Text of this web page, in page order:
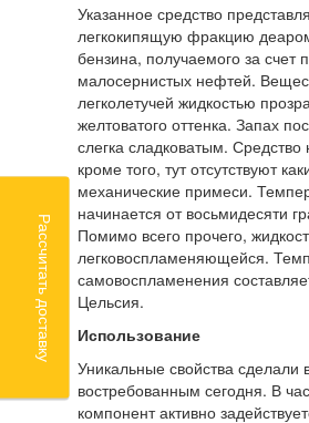
Указанное средство
легкокипящую фракцию
бензина, получаемого за счет
малосернистых нефтей.
легколетучей жидкостью
желтоватого оттенка. Запах
слегка сладковатым.
кроме того, тут отсутствуют
механические примеси.
начинается от восьмидесяти
Помимо всего прочего,
легковоспламеняющейся.
самовоспламенения
Цельсия.
Использование
Уникальные свойства сделали
востребованным сегодня. В
компонент активно
Рассчитать доставку